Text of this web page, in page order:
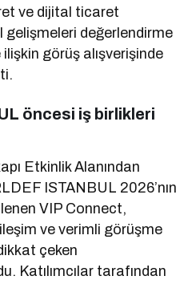
ve dijital ticaret
değerlendirme
görüş alışverişinde
öncesi iş birlikleri
Etkinlik Alanından
ISTANBUL 2026’nın
VIP Connect,
ve verimli görüşme
çeken
Katılımcılar tarafından